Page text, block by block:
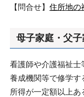
【問合せ】 住所地の
母子家庭・父
看護師や介護福祉士
養成機関等で修学す
所得が一定額以上